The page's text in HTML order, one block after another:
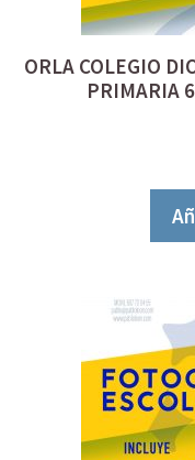
ORLA COLEGIO
PRIMARIA